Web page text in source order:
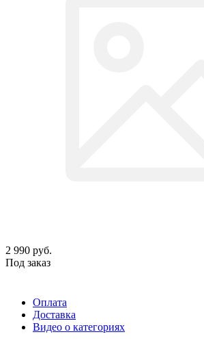
2 990 руб.
Под заказ
Оплата
Доставка
Видео о категориях